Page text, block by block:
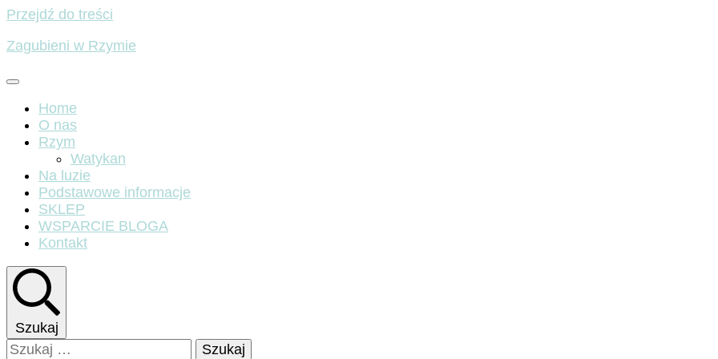
Przejdź do treści
Zagubieni w Rzymie
Home
O nas
Rzym
Watykan
Na luzie
Podstawowe informacje
SKLEP
WSPARCIE BLOGA
Kontakt
Szukaj
Szukaj: